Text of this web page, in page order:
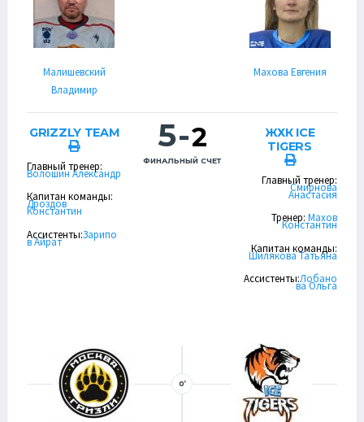
Малишевский
Владимир
Махова Евгения
GRIZZLY TEAM
Главный тренер:
Волошин Александр
Капитан команды:
Дроздов
Константин
Ассистенты:Зарипо
в Айрат
5-2
ФИНАЛЬНЫЙ СЧЕТ
ЖХК ICE
TIGERS
Главный тренер:
Смирнова
Анастасия
Тренер: Махов
Константин
Капитан команды:
Шилякова Татьяна
Ассистенты:Лобано
ва Ольга
0’